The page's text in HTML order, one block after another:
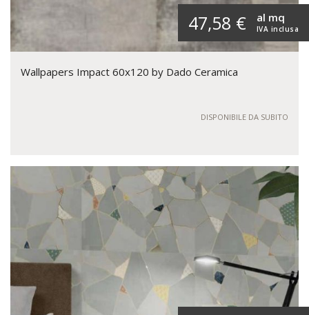
47,58 € IVA inclusa
al mq
Wallpapers Impact 60x120 by Dado Ceramica
DISPONIBILE DA SUBITO